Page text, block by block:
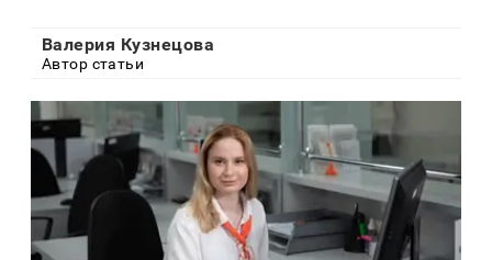
Валерия Кузнецова
Автор статьи